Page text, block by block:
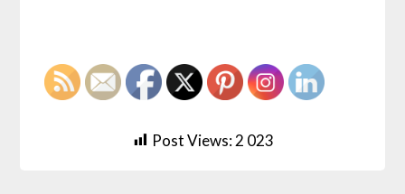
Post Views:2 023